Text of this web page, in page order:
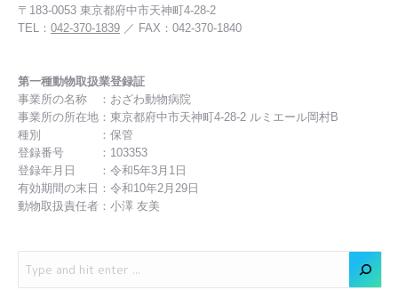
〒183-0053 東京都府中市天神町4-28-2
TEL： 042-370-1839 ／ FAX：042-370-1840
第一種動物取扱業登録証
事業所の名称 ：おざわ動物病院
事業所の所在地：東京都府中市天神町4-28-2 ルミエール岡村B
種別 ：保管
登録番号 ：103353
登録年月日 ：令和5年3月1日
有効期間の末日：令和10年2月29日
動物取扱責任者：小澤 友美